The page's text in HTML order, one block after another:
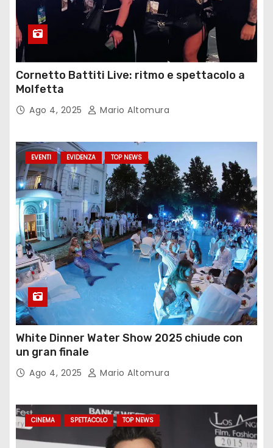
Cornetto Battiti Live: ritmo e spettacolo a
Molfetta
Ago 4, 2025 Mario Altomura
EVENTI EVIDENZA TOP NEWS
White Dinner Water Show 2025 chiude con
un gran finale
Ago 4, 2025 Mario Altomura
CINEMA SPETTACOLO TOP NEWS